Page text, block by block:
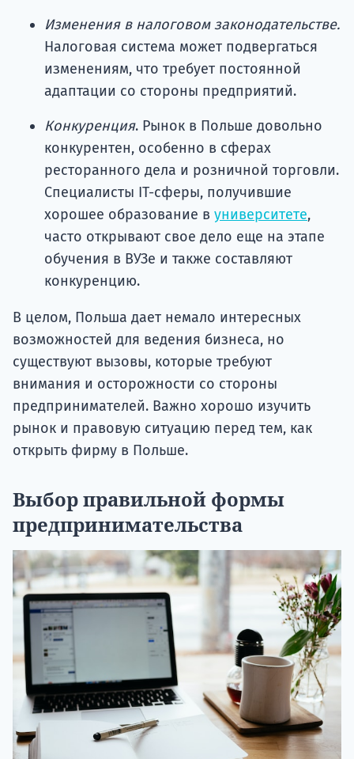
Изменения в налоговом законодательстве.
Налоговая система может подвергаться
изменениям, что требует постоянной
адаптации со стороны предприятий.
Конкуренция. Рынок в Польше довольно
конкурентен, особенно в сферах
ресторанного дела и розничной торговли.
Специалисты IT-сферы, получившие
хорошее образование в университете,
часто открывают свое дело еще на этапе
обучения в ВУЗе и также составляют
конкуренцию.
В целом, Польша дает немало интересных
возможностей для ведения бизнеса, но
существуют вызовы, которые требуют
внимания и осторожности со стороны
предпринимателей. Важно хорошо изучить
рынок и правовую ситуацию перед тем, как
открыть фирму в Польше.
Выбор правильной формы
предпринимательства